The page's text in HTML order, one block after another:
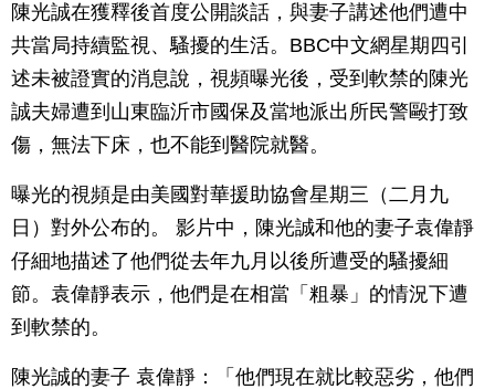
陳光誠在獲釋後首度公開談話，與妻子講述他們遭中
共當局持續監視、騷擾的生活。BBC中文網星期四引
述未被證實的消息說，視頻曝光後，受到軟禁的陳光
誠夫婦遭到山東臨沂市國保及當地派出所民警毆打致
傷，無法下床，也不能到醫院就醫。
曝光的視頻是由美國對華援助協會星期三（二月九
日）對外公布的。 影片中，陳光誠和他的妻子袁偉靜
仔細地描述了他們從去年九月以後所遭受的騷擾細
節。袁偉靜表示，他們是在相當「粗暴」的情況下遭
到軟禁的。
陳光誠的妻子 袁偉靜：「他們現在就比較惡劣，他們